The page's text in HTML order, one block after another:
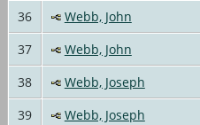
36
Webb, John
37
Webb, John
38
Webb, Joseph
39
Webb, Joseph